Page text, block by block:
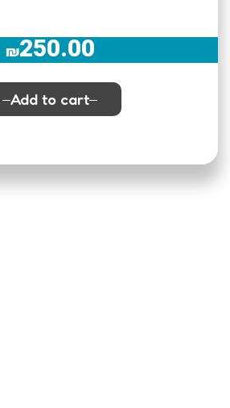
₪250.00
Add to cart